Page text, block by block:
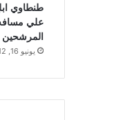
طنطاوي
علي
المرشحين
يونيو 16, 2012